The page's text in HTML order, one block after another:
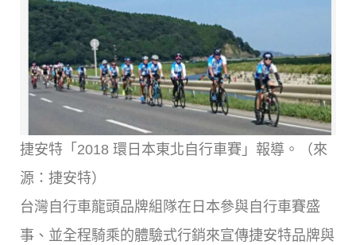
捷安特「2018 環日本東北自行車賽」報導。（來
源：捷安特）
台灣自行車龍頭品牌組隊在日本參與自行車賽盛
事、並全程騎乘的體驗式行銷來宣傳捷安特品牌與